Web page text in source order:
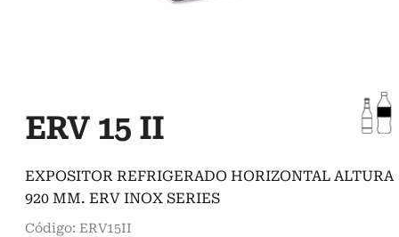
ERV 15 II
EXPOSITOR REFRIGERADO HORIZONTAL ALTURA
920 MM. ERV INOX SERIES
Código: ERV15II